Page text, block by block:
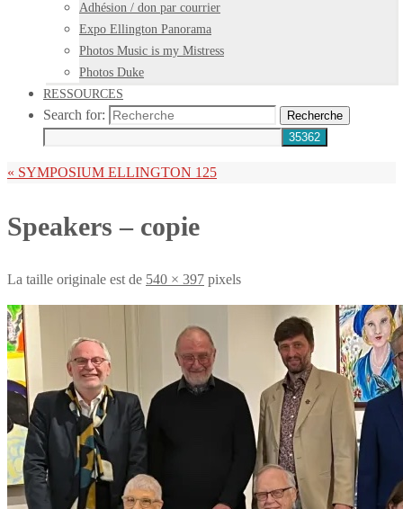
Adhésion / don par courrier
Expo Ellington Panorama
Photos Music is my Mistress
Photos Duke
RESSOURCES
Search for: Recherche
« SYMPOSIUM ELLINGTON 125
Speakers – copie
La taille originale est de 540 × 397 pixels